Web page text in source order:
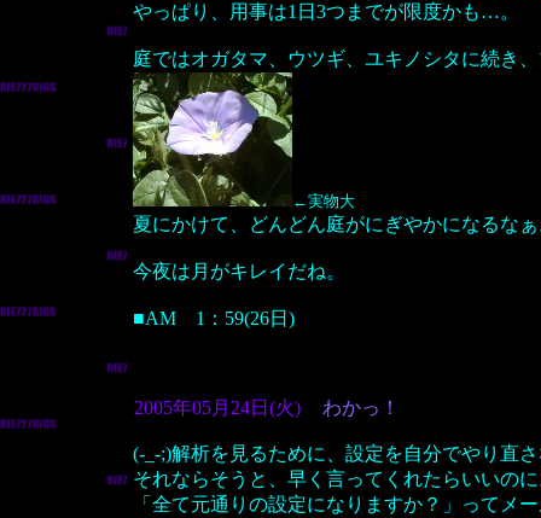
やっぱり、用事は1日3つまでが限度かも…。
庭ではオガタマ、ウツギ、ユキノシタに続き
←実物大
夏にかけて、どんどん庭がにぎやかになるな
今夜は月がキレイだね。
■AM 1：59(26日)
2005年05月24日(火) わかっ！
(-_-;)解析を見るために、設定を自分でやり直
それならそうと、早く言ってくれたらいいの
「全て元通りの設定になりますか？」ってメ